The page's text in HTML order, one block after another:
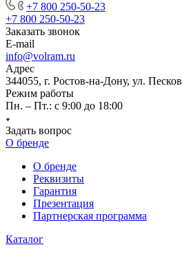
+7 800 250-50-23
+7 800 250-50-23
Заказать звонок
E-mail
info@volram.ru
Адрес
344055, г. Ростов-на-Дону, ул.
Режим работы
Пн. – Пт.: с 9:00 до 18:00
Задать вопрос
О бренде
О бренде
Реквизиты
Гарантия
Презентация
Партнерская программа
Каталог